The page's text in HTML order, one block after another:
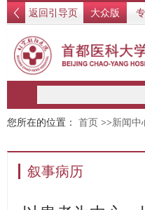
返回引导页 大众版
您所在的位置： 首页 >>新闻中
叙事病历